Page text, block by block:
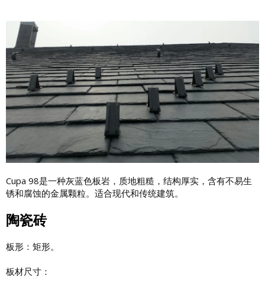
Cupa 98是一种灰蓝色板岩，质地粗糙，结构厚实，含有不易生
锈和腐蚀的金属颗粒。适合现代和传统建筑。
陶瓷砖
板形：矩形。
板材尺寸：